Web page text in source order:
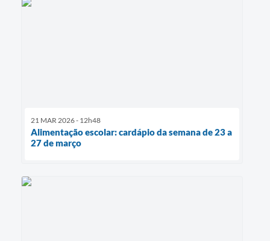
21 MAR 2026 - 12h48
Alimentação escolar: cardápio da semana de 23 a
27 de março